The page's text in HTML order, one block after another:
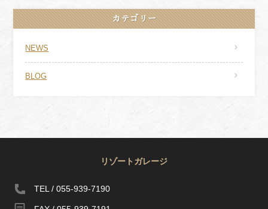
カテゴリー
NEWS
BLOG
リゾートガレージ
TEL / 055-939-7190